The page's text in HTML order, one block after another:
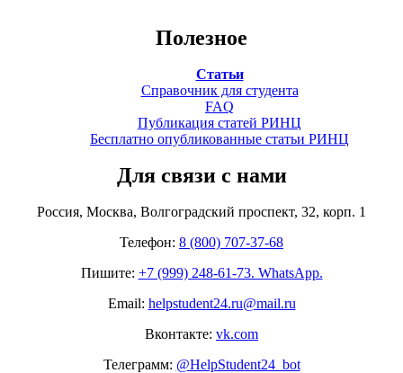
Полезное
Статьи
Справочник для студента
FAQ
Публикация статей РИНЦ
Бесплатно опубликованные статьи РИНЦ
Для связи с нами
Россия, Москва, Волгоградский проспект, 32, корп. 1
Телефон: 8 (800) 707-37-68
Пишите: +7 (999) 248-61-73. WhatsApp.
Email: helpstudent24.ru@mail.ru
Вконтакте: vk.com
Телеграмм: @HelpStudent24_bot